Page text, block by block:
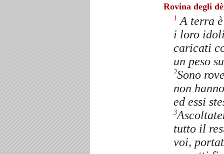
Rovina degli
1 A terra
i loro
caricati
un peso
2Sono
non
ed essi
3
tutto il
voi,